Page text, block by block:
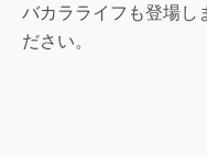
バカラライフも登場し
ださい。